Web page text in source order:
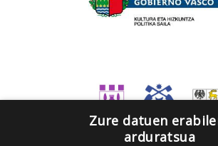
Zure datuen
arduratsua